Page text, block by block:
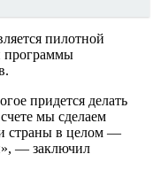
пилотной
программы
придется делать
мы сделаем
страны в целом —
— заключил